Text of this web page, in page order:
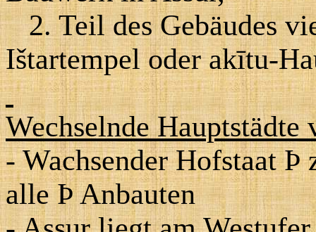
2. Teil des Gebäudes
Ištartempel oder akītu-
Wechselnde Hauptstädte
- Wachsender HofstaatÞ
alleÞAnbauten